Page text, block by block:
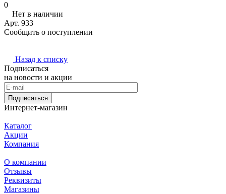
0
Нет в наличии
Арт. 933
Сообщить о поступлении
Назад к списку
Подписаться
на новости и акции
Подписаться
Интернет-магазин
Каталог
Акции
Компания
О компании
Отзывы
Реквизиты
Магазины